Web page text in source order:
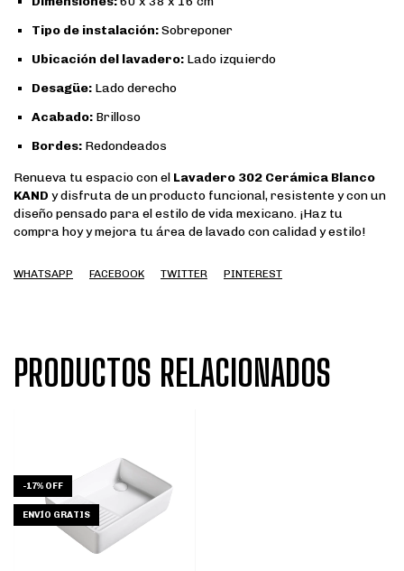
Tipo de instalación:Sobreponer
Ubicación del lavadero: Lado izquierdo
Desagüe: Lado derecho
Acabado: Brilloso
Bordes: Redondeados
Renueva tu espacio con el Lavadero 302 Cerámica Blanco
KAND y disfruta de un producto funcional, resistente y con un
diseño pensado para el estilo de vida mexicano. ¡Haz tu
compra hoy y mejora tu área de lavado con calidad y estilo!
WHATSAPP FACEBOOK TWITTER PINTEREST
PRODUCTOS RELACIONADOS
-17% OFF
ENVÍO GRATIS